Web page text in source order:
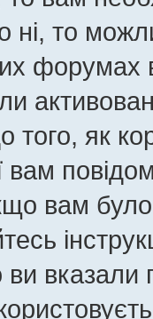
то
форумах
того, як
вам
вам